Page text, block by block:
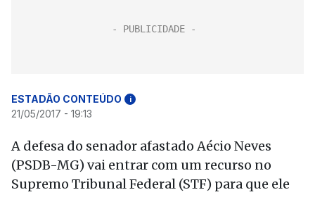
ESTADÃO CONTEÚDO i
21/05/2017 - 19:13
A defesa do senador afastado Aécio Neves
(PSDB-MG) vai entrar com um recurso no
Supremo Tribunal Federal (STF) para que ele